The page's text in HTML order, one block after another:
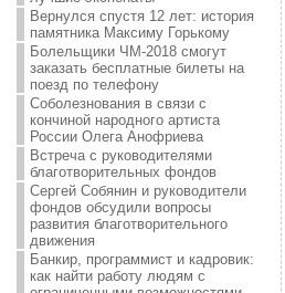
Вернулся спустя 12 лет: история
памятника Максиму Горькому
Болельщики ЧМ-2018 смогут
заказать бесплатные билеты на
поезд по телефону
Соболезнования в связи с
кончиной народного артиста
России Олега Анофриева
Встреча с руководителями
благотворительных фондов
Сергей Собянин и руководители
фондов обсудили вопросы
развития благотворительного
движения
Банкир, программист и кадровик:
как найти работу людям с